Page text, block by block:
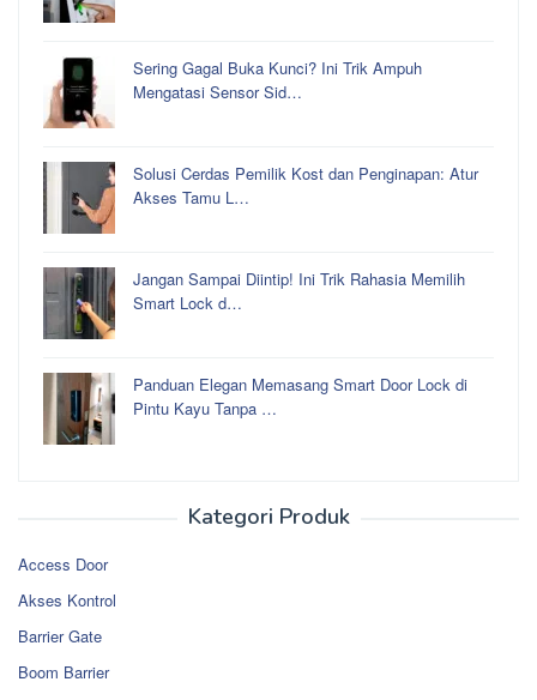
Sering Gagal Buka Kunci? Ini Trik Ampuh
Mengatasi Sensor Sid…
Solusi Cerdas Pemilik Kost dan Penginapan: Atur
Akses Tamu L…
Jangan Sampai Diintip! Ini Trik Rahasia Memilih
Smart Lock d…
Panduan Elegan Memasang Smart Door Lock di
Pintu Kayu Tanpa …
Kategori Produk
Access Door
Akses Kontrol
Barrier Gate
Boom Barrier